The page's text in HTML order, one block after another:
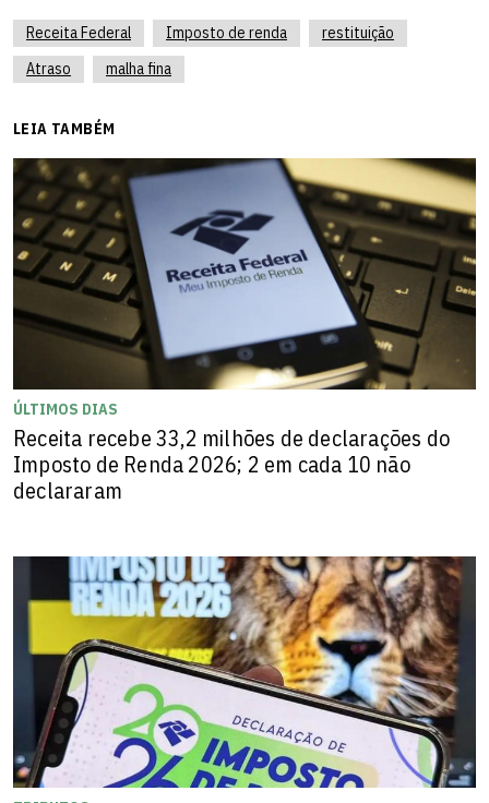
Receita Federal Imposto de renda
restituição
Atraso
malha fina
LEIA TAMBÉM
ÚLTIMOS DIAS
Receita recebe 33,2 milhões de declarações do
Imposto de Renda 2026; 2 em cada 10 não
declararam